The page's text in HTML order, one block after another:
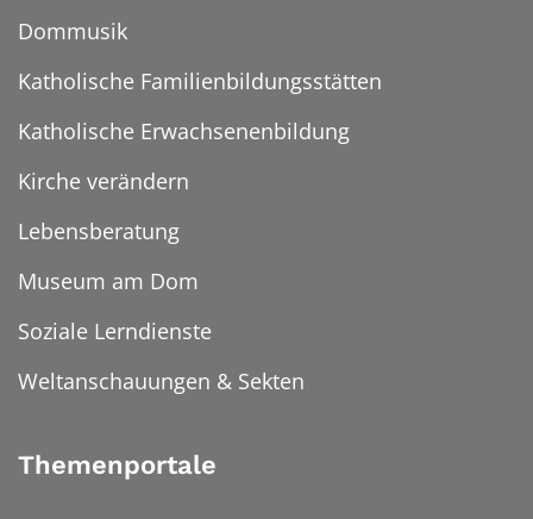
Dommusik
Katholische Familienbildungsstätten
Katholische Erwachsenenbildung
Kirche verändern
Lebensberatung
Museum am Dom
Soziale Lerndienste
Weltanschauungen & Sekten
Themenportale